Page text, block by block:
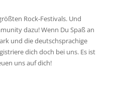
Rock-Festivals. Und
dazu! Wenn Du Spaß an
und die deutschsprachige
dich doch bei uns. Es ist
uns auf dich!